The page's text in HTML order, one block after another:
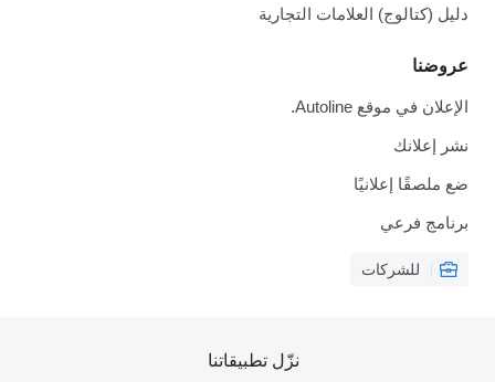
دليل (كتالوج) العلامات التجارية
عروضنا
الإعلان في موقع Autoline.
نشر إعلانك
ضع ملصقًا إعلانيًا
برنامج فرعي
للشركات
نزّل تطبيقاتنا